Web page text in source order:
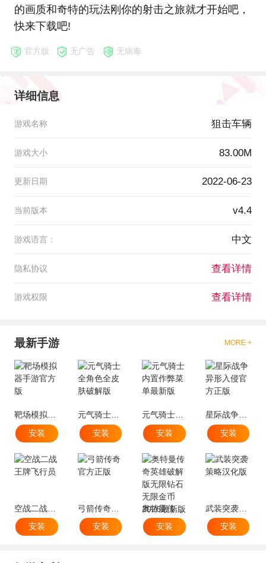
的画质和奇特的玩法刚你的射击之旅就才开始吧，
快来下载吧!
官方版 无广告 无病毒
详细信息
游戏名称 狙击车辆
游戏大小 83.00M
更新日期 2022-06-23
当前版本 v4.4
游戏语言： 中文
隐私协议 查看详情
游戏权限 查看详情
最新手游 MORE +
靶场模拟器手游官方版
安装
元气骑士全角色全皮肤破解版
安装
元气骑士内置作弊菜单最新版
安装
星际战争异形入侵官方正版
安装
空战二战王牌飞行员
安装
安装
奥特曼传奇英雄破解版无限钻石无限金币2026最新版
安装
安装